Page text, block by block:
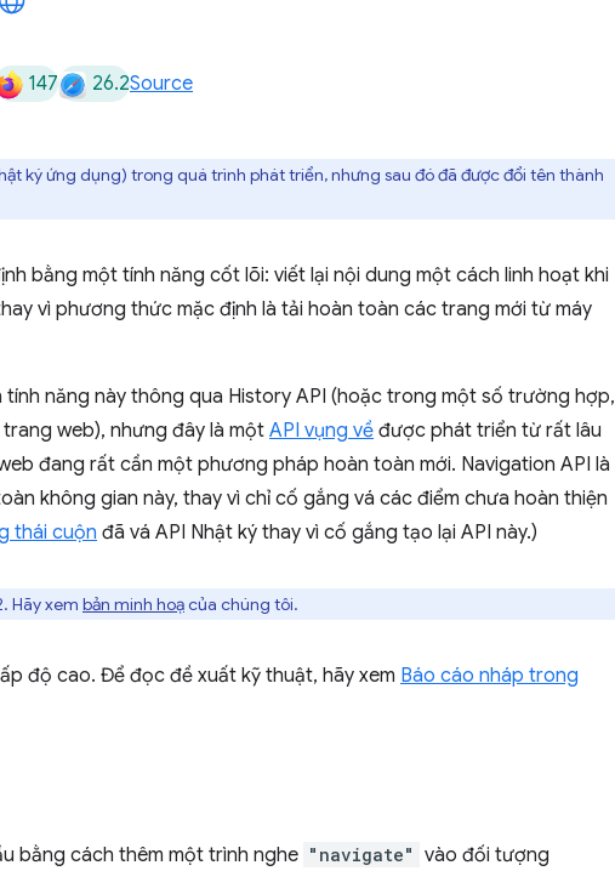
147 26.2Source
ký ứng dụng) trong quá trình phát triển, nhưng sau đó đã được đổi tên thành
bằng một tính năng cốt lõi: viết lại nội dung một cách linh hoạt khi
vì phương thức mặc định là tải hoàn toàn các trang mới từ máy
tính năng này thông qua History API (hoặc trong một số trường hợp,
web), nhưng đây là một API vụng về được phát triển từ rất lâu
đang rất cần một phương pháp hoàn toàn mới. Navigation API là
không gian này, thay vì chỉ cố gắng vá các điểm chưa hoàn thiện
thái cuộn đã vá API Nhật ký thay vì cố gắng tạo lại API này.)
Hãy xem bản minh hoạcủa chúng tôi.
độ cao. Để đọc đề xuất kỹ thuật, hãy xem Báo cáo nháp trong
bằng cách thêm một trình nghe "navigate" vào đối tượng